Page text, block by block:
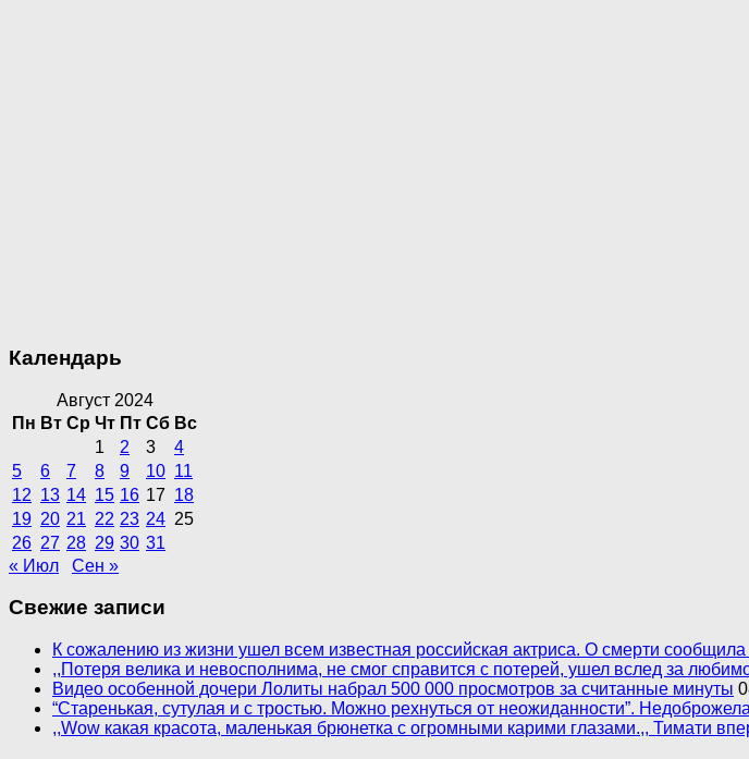
Календарь
Август 2024
Пн Вт Ср Чт Пт Сб Вс
1
2 3
4
5
6 7 8 9 10 11
12 13 14 15 16 17 18
19 20 21 22 23 24 25
26 27 28 29 30 31
« Июл
Сен »
Свежие записи
К сожалению из жизни ушел всем известная российская актриса. О смерти сообщила
,,Потеря велика и невосполнима, не смог справится с потерей, ушел вслед за
Видео особенной дочери Лолиты набрал 500 000 просмотров за считанные минуты
“Старенькая, сутулая и с тростью. Можно рехнуться от неожиданности”.
,,Wow какая красота, маленькая брюнетка с огромными карими глазами.,, Тимати